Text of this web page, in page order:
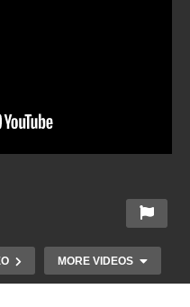
MORE VIDEOS